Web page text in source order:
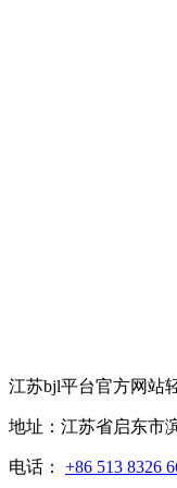
江苏bjl平台官方网站
地址：江苏省启东市
电话： +86 513 8326